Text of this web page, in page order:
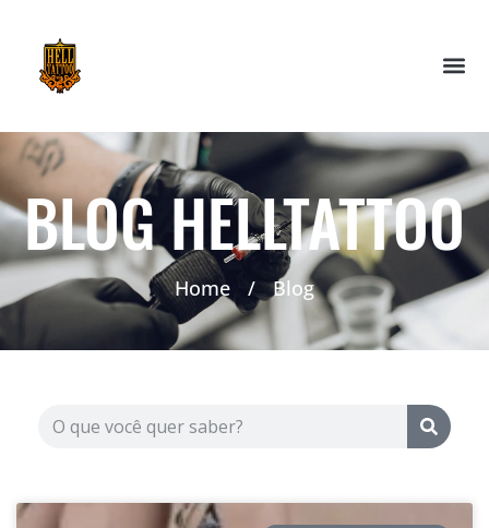
BLOG HELLTATTOO
Home / Blog